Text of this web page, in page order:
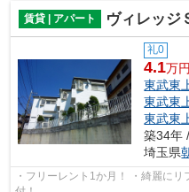
賃貸 | アパート ヴィレッジ
礼0
4.1万円
東武東
東武東
東武東
築34年
埼玉県
・フリーレント1か月！ ・綺麗に